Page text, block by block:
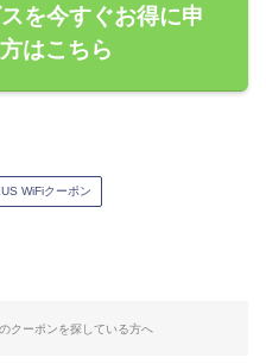
を今すぐお得に申
はこちら
WiFiクーポン
クーポンを探している方へ